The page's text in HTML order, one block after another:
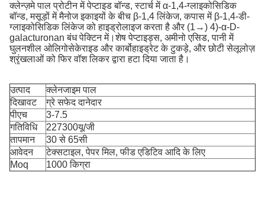
क्लेन्ज़मे पाल प्रोटीन में पेप्टाइड बॉन्ड, स्टार्च में α-1,4-ग्लाइकोसिडिक
बॉन्ड, मसूड़ों में मैनोज इकाइयों के बीच β-1,4 लिंकेज, कपास में β-1,4-डी-
ग्लाइकोसिडिक लिंकेज को हाइड्रोलाइज करता है और (1→) 4)-α-D-
galacturonan बंध पेक्टिन में।शेष पेप्टाइड्स, अमीनो एसिड, पानी में
घुलनशील ओलिगोसेकेराइड और कार्बोहाइड्रेट के टुकड़े, और छोटी सेलूलोज़
श्रृंखलाओं को फिर वॉश लिकर द्वारा हटा दिया जाता है।
उत्पाद
क्लेनजाइम पाल
दिखावट
ग्रे सफेद दानेदार
पीएच
3-7.5
गतिविधि
227300यू/जी
तापमान
30 से 65सी
आवेदन
टेक्सटाइल, पेपर मिल, फीड एडिटिव आदि के लिए
Moq
1000 किग्रा